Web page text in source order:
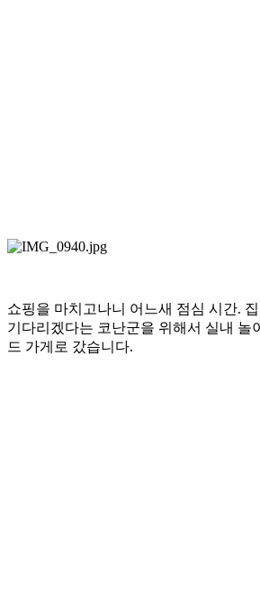
쇼핑을 마치고나니 어느새 점심 시간.
기다리겠다는 코난군을 위해서 실내 놀
드 가게로 갔습니다.